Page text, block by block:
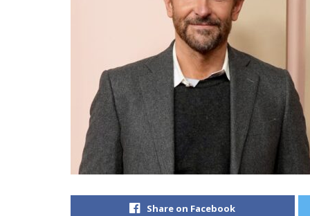
Share on Facebook